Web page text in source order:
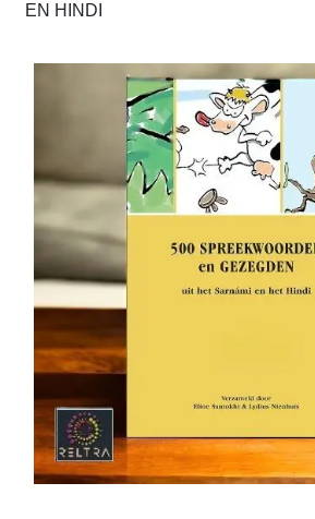
EN HINDI